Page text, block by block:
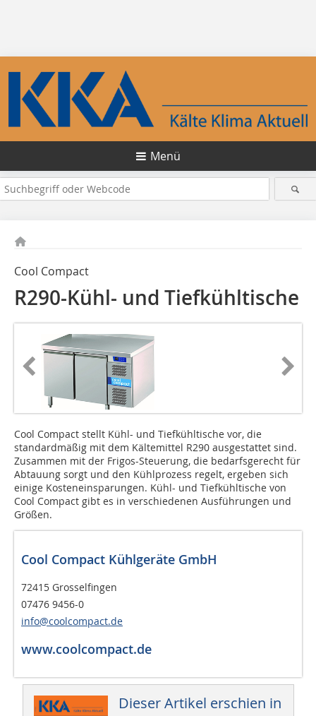
Menü
Cool Compact
R290-Kühl- und Tiefkühltische
Cool Compact stellt Kühl- und Tiefkühltische vor, die
standardmäßig mit dem Kältemittel R290 ausgestattet sind.
Zusammen mit der Frigos-Steuerung, die bedarfsgerecht für
Abtauung sorgt und den Kühlprozess regelt, ergeben sich
einige Kosteneinsparungen. Kühl- und Tiefkühltische von
Cool Compact gibt es in verschiedenen Ausführungen und
Größen.
Cool Compact Kühlgeräte GmbH
72415 Grosselfingen
07476 9456-0
info@coolcompact.de
www.coolcompact.de
Dieser Artikel erschien in